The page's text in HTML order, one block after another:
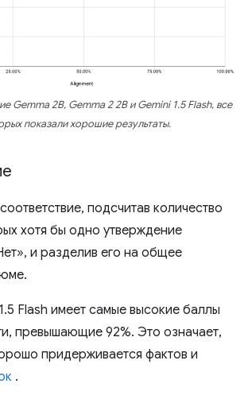
Gemma 2B, Gemma 2 2B и Gemini 1.5 Flash, все
показали хорошие результаты.
подсчитав количество
хотя бы одно утверждение
и разделив его на общее
Flash имеет самые высокие баллы
превышающие 92%. Это означает,
придерживается фактов и
.